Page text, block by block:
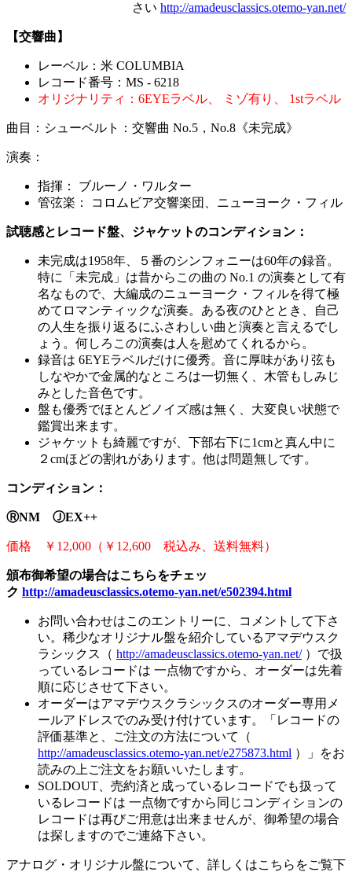
さい http://amadeusclassics.otemo-yan.net/
【交響曲】
レーベル：米 COLUMBIA
レコード番号：MS - 6218
オリジナリティ：6EYEラベル、 ミゾ有り、 1stラベル
曲目：シューベルト：交響曲 No.5，No.8《未完成》
演奏：
指揮： ブルーノ・ワルター
管弦楽：
コロムビア交響楽団、ニューヨーク・フィル
試聴感とレコード盤、ジャケットのコンディション：
未完成は1958年、５番のシンフォニーは60年の録音。
特に「未完成」は昔からこの曲の No.1 の演奏として有
名なもので、大編成のニューヨーク・フィルを得て極
めてロマンティックな演奏。ある夜のひととき、自己
の人生を振り返るにふさわしい曲と演奏と言えるでし
ょう。何しろこの演奏は人を慰めてくれるから。
録音は 6EYEラベルだけに優秀。音に厚味があり弦も
しなやかで金属的なところは一切無く、木管もしみじ
みとした音色です。
盤も優秀でほとんどノイズ感は無く、大変良い状態で
鑑賞出来ます。
ジャケットも綺麗ですが、下部右下に1cmと真ん中に
２cmほどの割れがあります。他は問題無しです。
コンディション：
ⓇNM ⒿEX++
価格 ￥12,000（￥12,600 税込み、送料無料）
頒布御希望の場合はこちらをチェッ
ク http://amadeusclassics.otemo-yan.net/e502394.html
お問い合わせはこのエントリーに、コメントして下さ
い。稀少なオリジナル盤を紹介しているアマデウスク
ラシックス（ http://amadeusclassics.otemo-yan.net/）で扱
っているレコードは 一点物ですから、オーダーは先着
順に応じさせて下さい。
オーダーはアマデウスクラシックスのオーダー専用メ
ールアドレスでのみ受け付けています。「レコードの
評価基準と、ご注文の方法について（
http://amadeusclassics.otemo-yan.net/e275873.html ）」をお
読みの上ご注文をお願いいたします。
SOLDOUT、売約済と成っているレコードでも扱って
いるレコードは 一点物ですから同じコンディションの
レコードは再びご用意は出来ませんが、御希望の場合
は探しますのでご連絡下さい。
アナログ・オリジナル盤について、詳しくはこちらをご覧下